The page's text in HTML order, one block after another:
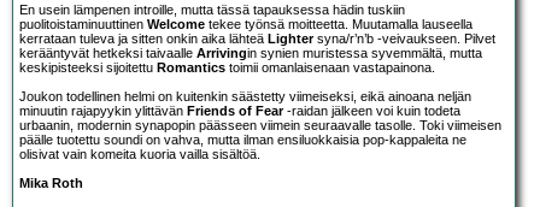
En usein lämpenen introille, mutta tässä tapauksessa hädin tuskiin
puolitoistaminuuttinen Welcome tekee työnsä moitteetta. Muutamalla lauseella
kerrataan tuleva ja sitten onkin aika lähteä Lightersyna/r’n’b -veivaukseen. Pilvet
kerääntyvät hetkeksi taivaalle Arrivingin synien muristessa syvemmältä, mutta
keskipisteeksi sijoitettu Romantics toimii omanlaisenaan vastapainona.
Joukon todellinen helmi on kuitenkin säästetty viimeiseksi, eikä ainoana neljän
minuutin rajapyykin ylittävän Friends of Fear-raidan jälkeen voi kuin todeta
urbaanin, modernin synapopin päässeen viimein seuraavalle tasolle. Toki viimeisen
päälle tuotettu soundi on vahva, mutta ilman ensiluokkaisia pop-kappaleita ne
olisivat vain komeita kuoria vailla sisältöä.
Mika Roth